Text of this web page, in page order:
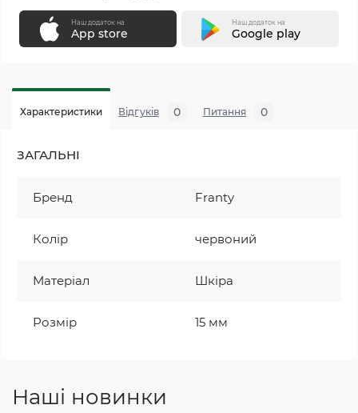
Наш додаток на
App store
Наш додаток на
Google play
Характеристики Відгуків 0 Питання 0
ЗАГАЛЬНІ
Бренд Franty
Колір червоний
Матеріал Шкіра
Розмір 15 мм
Наші новинки